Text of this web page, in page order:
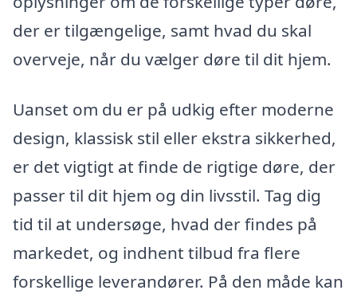
der er tilgængelige, samt hvad du skal
overveje, når du vælger døre til dit hjem.
Uanset om du er på udkig efter moderne
design, klassisk stil eller ekstra sikkerhed,
er det vigtigt at finde de rigtige døre, der
passer til dit hjem og din livsstil. Tag dig
tid til at undersøge, hvad der findes på
markedet, og indhent tilbud fra flere
forskellige leverandører. På den måde kan